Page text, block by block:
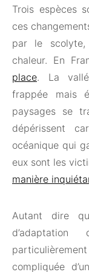
Trois espèces
ces
par le
chaleur. En
place. La
frappée mais
paysages se
dépérissent
océanique qui
eux sont les
manière
Autant dire
compliquée